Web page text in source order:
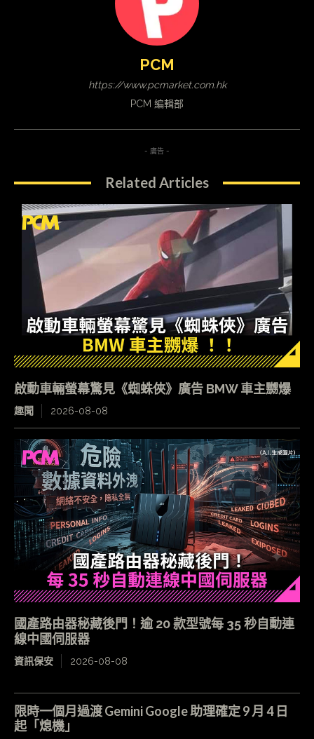
PCM
https://www.pcmarket.com.hk
PCM 編輯部
- 廣告 -
Related Articles
啟動車輛螢幕驚見《蜘蛛俠》廣告 BMW 車主嬲爆
趣聞 2026-08-08
國產路由器秘藏後門！逾 20 款型號每 35 秒自動連
線中國伺服器
資訊保安 2026-08-08
限時一個月過渡 Gemini Google 助理確定 9 月 4 日
起「熄機」